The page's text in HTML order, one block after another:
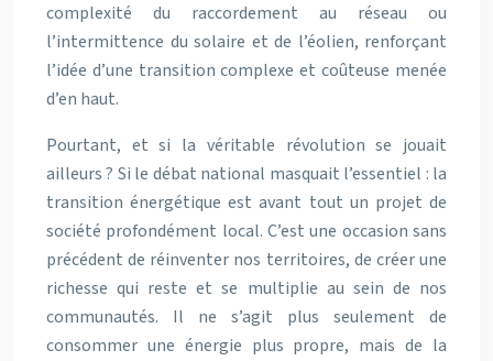
complexité du raccordement au réseau ou
l’intermittence du solaire et de l’éolien, renforçant
l’idée d’une transition complexe et coûteuse menée
d’en haut.
Pourtant, et si la véritable révolution se jouait
ailleurs ? Si le débat national masquait l’essentiel : la
transition énergétique est avant tout un projet de
société profondément local. C’est une occasion sans
précédent de réinventer nos territoires, de créer une
richesse qui reste et se multiplie au sein de nos
communautés. Il ne s’agit plus seulement de
consommer une énergie plus propre, mais de la